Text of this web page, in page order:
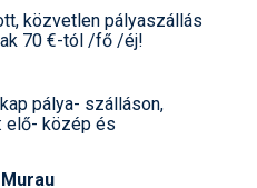
közvetlen pályaszállás
70 €-tól /fő /éj!
pálya- szálláson,
elő- közép és